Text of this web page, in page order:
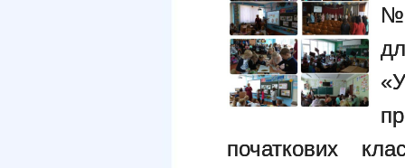
початкових